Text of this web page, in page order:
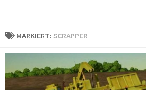
MARKIERT: SCRAPPER